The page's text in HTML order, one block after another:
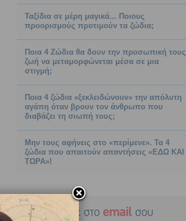
Ταξίδια σε μέρη μαγικά... Ποιους
προορισμούς προτιμούν τα ζώδια;
Ποια 4 Ζώδια θα δουν την προσωπική τους
ζωή να μεταμορφώνεται μέσα σε μια
στιγμή;
Ποια 4 ζώδια «ξεκλειδώνουν» την απόλυτη
αγάπη όταν βρουν τον άνθρωπο που
διαβάζει τη σιωπή τους;
Μην τους αφήνεις στο «περίμενε». Τα 4
ζώδια που απαιτούν απαντήσεις «ΕΔΩ ΚΑΙ
ΤΩΡΑ»!